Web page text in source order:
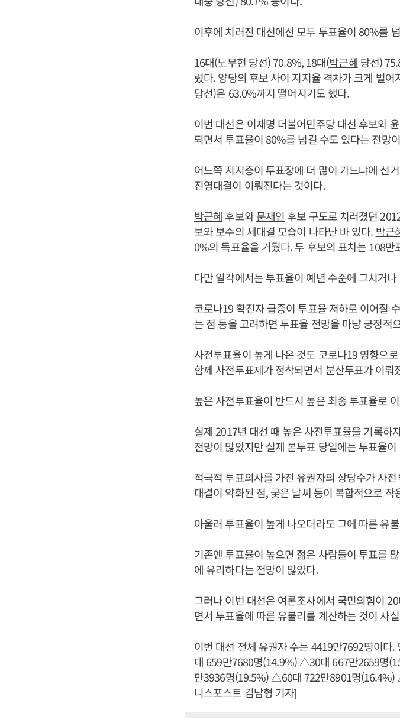
이후에 치러진 대선에선 모두 투표율이 80%를
16대(노무현 당선) 70.8%, 18대(박근혜 당선)
렀다. 양당의 후보 사이 지지율 격차가 크게 벌
당선)은 63.0%까지 떨어지기도 했다.
이번 대선은이재명 더불어민주당 대선 후보와
되면서 투표율이 80%를 넘길 수도 있다는 전망
어느쪽 지지층이 투표장에 더 많이 가느냐에 선
진영대결이 이뤄진다는 것이다.
박근혜 후보와문재인 후보 구도로 치러졌던
보와 보수의 세대결 모습이 나타난 바 있다. 박근
0%의 득표율을 거뒀다. 두 후보의 표차는 108만
다만 일각에서는 투표율이 예년 수준에 그치거
코로나19 확진자 급증이 투표율 저하로 이어질
는 점 등을 고려하면 투표율 전망을 마냥 긍정적
사전투표율이 높게 나온 것도 코로나19 영향으
함께 사전투표제가 정착되면서 분산투표가 이뤄
높은 사전투표율이 반드시 높은 최종 투표율로
실제 2017년 대선 때 높은 사전투표율을 기록하
전망이 많았지만 실제 본투표 당일에는 투표율이
적극적 투표의사를 가진 유권자의 상당수가 사
대결이 약화된 점, 궂은 날씨 등이 복합적으로
아울러 투표율이 높게 나오더라도 그에 따른 유
기존엔 투표율이 높으면 젊은 사람들이 투표를
에 유리하다는 전망이 많았다.
그러나 이번 대선은 여론조사에서 국민의힘이
면서 투표율에 따른 유불리를 계산하는 것이 사
이번 대선 전체 유권자 수는 4419만7692명이
대 659만7680명(14.9%) △30대 667만2659명
만3936명(19.5%) △60대 722만8901명
니스포스트 김남형 기자]